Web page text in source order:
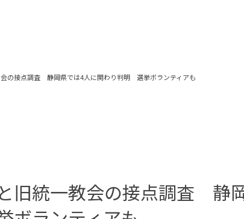
会の接点調査 静岡県では4人に関わり判明 選挙ボランティアも
旧統一教会の接点調査 静